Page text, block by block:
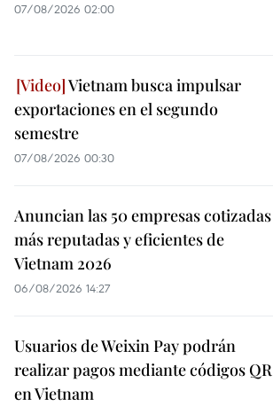
07/08/2026 02:00
Vietnam busca impulsar
exportaciones en el segundo
semestre
07/08/2026 00:30
Anuncian las 50 empresas cotizadas
más reputadas y eficientes de
Vietnam 2026
06/08/2026 14:27
Usuarios de Weixin Pay podrán
realizar pagos mediante códigos QR
en Vietnam